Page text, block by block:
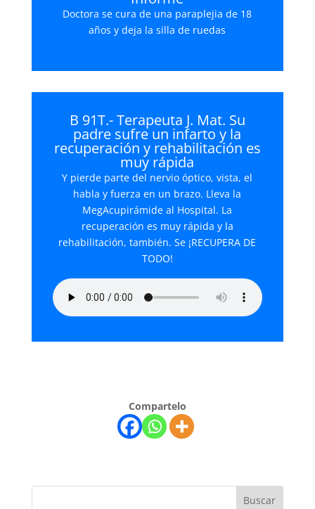
Doctora se cura de una paraplejia de 18
años y deja la silla de ruedas
B 91T.- Terapeuta J. Mat. Su
padre sufre un infarto y la
recuperación y rehabilitación es
muy rápida
Y pierde parte del nervio óptico, vista, el
habla y fuerza en un brazo. Lleva la
MegAcupirámide al Hospital. La
recuperación es muy rápida y la
rehabilitación, también. Se ¡RECUPERA DE
TODO!
Compartelo